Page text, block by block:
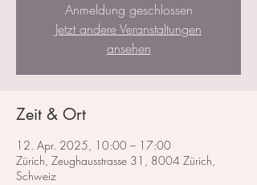
Anmeldung geschlossen
Jetzt andere Veranstaltungen
ansehen
Zeit & Ort
12. Apr. 2025, 10:00 – 17:00
Zürich, Zeughausstrasse 31, 8004 Zürich,
Schweiz